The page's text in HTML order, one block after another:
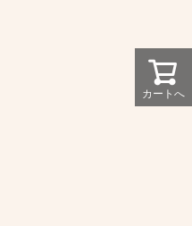
カートへ